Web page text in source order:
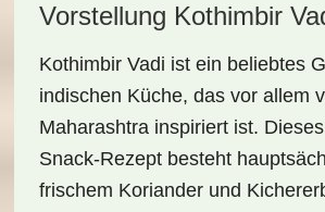
Vorstellung Kothimbir
Kothimbir Vadi ist ein beliebtes
indischen Küche, das vor allem
Maharashtra inspiriert ist.
Snack-Rezept besteht
frischem Korianderund